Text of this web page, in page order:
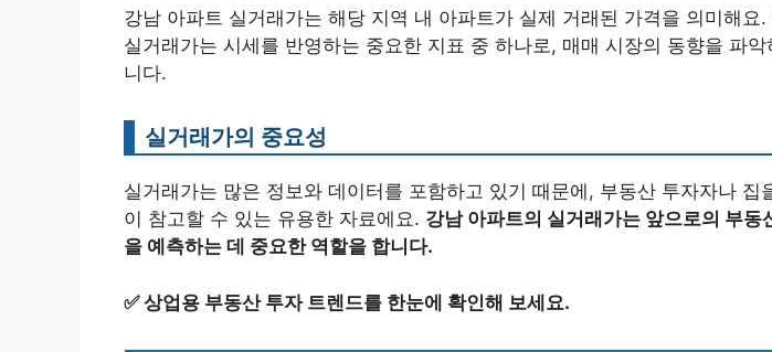
강남 아파트 실거래가는 해당 지역 내 아파트가 실제 거래된 가격을 의미해요.
실거래가는 시세를 반영하는 중요한 지표 중 하나로, 매매 시장의 동향을 파
니다.
실거래가의 중요성
실거래가는 많은 정보와 데이터를 포함하고 있기 때문에, 부동산 투자자나 집
이 참고할 수 있는 유용한 자료에요. 강남 아파트의 실거래가는 앞으로의 부동
을 예측하는 데 중요한 역할을 합니다.
✅상업용 부동산 투자 트렌드를 한눈에 확인해 보세요.